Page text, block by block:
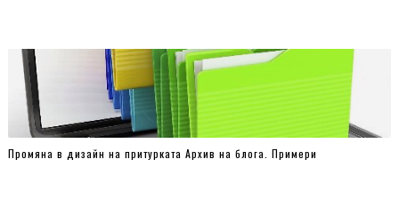
Промяна в дизайн на притурката Архив на блога. Примери